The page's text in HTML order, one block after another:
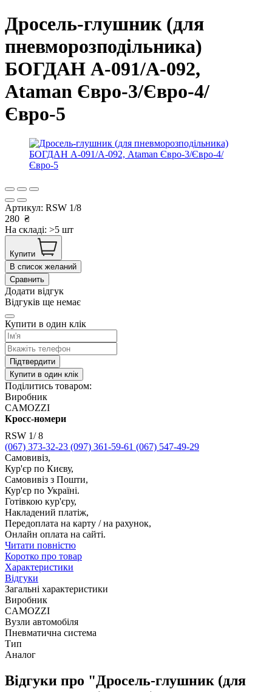
Дросель-глушник (для
пневморозподільника)
БОГДАН А-091/А-092,
Ataman Євро-3/Євро-4/
Євро-5
Артикул: RSW 1/8
280 ₴
На складі: >5 шт
Купити
В список желаний
Сравнить
Додати відгук
Відгуків ще немає
Купити в один клік
Підтвердити
Купити в один клік
Поділитись товаром:
Виробник
CAMOZZI
Кросс-номери
RSW 1/ 8
(067) 373-32-23 (097) 361-59-61 (067) 547-49-29
Самовивіз,
Кур'єр по Києву,
Самовивіз з Пошти,
Кур'єр по Україні.
Готівкою кур'єру,
Накладений платіж,
Передоплата на карту / на рахунок,
Онлайн оплата на сайті.
Читати повністю
Коротко про товар
Характеристики
Відгуки
Загальні характеристики
Виробник
CAMOZZI
Вузли автомобіля
Пневматична система
Тип
Аналог
Відгуки про "Дросель-глушник (для